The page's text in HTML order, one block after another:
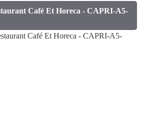
Café Et Horeca - CAPRI-A5-